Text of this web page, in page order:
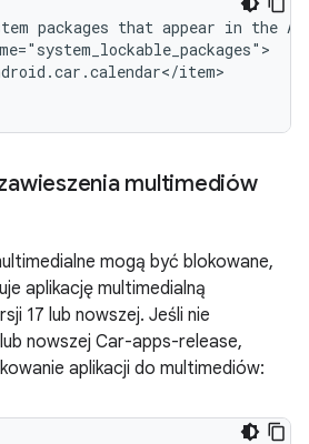
packages that appear in the
item>
multimediów
mogą być blokowane,
aplikację multimedialną
17 lub nowszej. Jeśli nie
nowszej Car-apps-release,
aplikacji do multimediów: